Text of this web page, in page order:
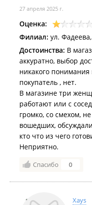
27 апреля 2025 г.
Оценка:
Филиал: ул.
Достоинства: В
аккуратно, выбор
никакого понимания
покупатель , нет.
В магазине три
работают или с
громко, со смехом,
вошедших,
кто что из чего
Неприятно.
Спасибо 0
Xays